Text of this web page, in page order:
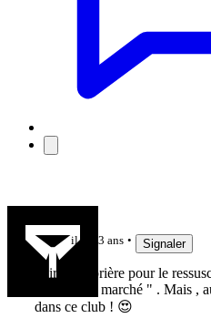
il y a 3 ans Signaler
Faire une prière pour le
et faire le " marché " . Mais ,
dans ce club ! 😍